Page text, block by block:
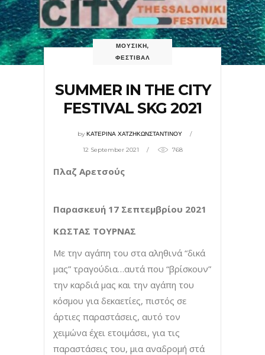
ΜΟΥΣΙΚΗ,
ΦΕΣΤΙΒΑΛ
SUMMER IN THE CITY
FESTIVAL SKG 2021
byΚΑΤΕΡΙΝΑ ΧΑΤΖΗΚΩΝΣΤΑΝΤΙΝΟΥ
12 September 2021 768
Πλαζ Αρετσούς
Παρασκευή 17 Σεπτεμβρίου 2021
ΚΩΣΤΑΣ ΤΟΥΡΝΑΣ
Με την αγάπη του στα αληθινά “δικά
μας” τραγούδια…αυτά που “βρίσκουν”
την καρδιά μας και την αγάπη του
κόσμου για δεκαετίες, πιστός σε
άρτιες παραστάσεις, αυτό τον
χειμώνα έχει ετοιμάσει, για τις
παραστάσεις του, μια αναδρομή στά